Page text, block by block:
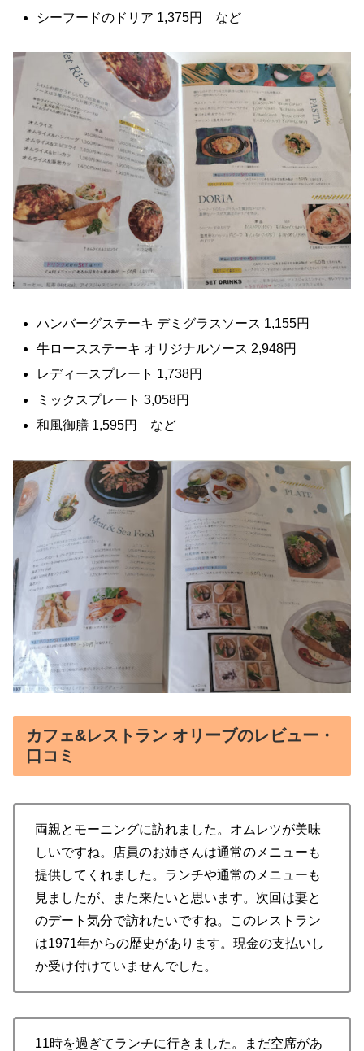
シーフードのドリア 1,375円 など
ハンバーグステーキ デミグラスソース 1,155円
牛ロースステーキ オリジナルソース 2,948円
レディースプレート 1,738円
ミックスプレート 3,058円
和風御膳 1,595円 など
カフェ&レストラン オリーブのレビュー・
口コミ
両親とモーニングに訪れました。オムレツが美味
しいですね。店員のお姉さんは通常のメニューも
提供してくれました。ランチや通常のメニューも
見ましたが、また来たいと思います。次回は妻と
のデート気分で訪れたいですね。このレストラン
は1971年からの歴史があります。現金の支払いし
か受け付けていませんでした。
11時を過ぎてランチに行きました。まだ空席があ